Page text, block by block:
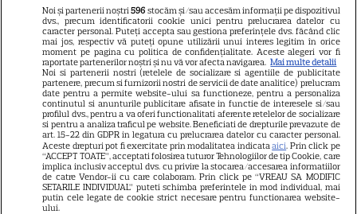
discretă cu Mircea Bitănescu:
„A fost un sfânt că m-a
așteptat”
36
VEDETE ROMÂNEŞTI
Adela Popescu și Radu Vâlcan,
decizie neașteptată pentru cei
trei copii. De ce locuiesc
separat după vacanța la
Șușani
Noi și partenerii noștri596 stocăm și/sau accesăm informații pe dispozitivul
dvs., precum identificatorii cookie unici pentru prelucrarea datelor cu
caracter personal. Puteți accepta sau gestiona preferințele dvs. făcând clic
mai jos, respectiv vă puteți opune utilizării unui interes legitim în orice
moment pe pagina cu politica de confidențialitate. Aceste alegeri vor fi
raportate partenerilor noștri și nu vă vor afecta navigarea. Mai multe detalii
Noi si partenerii nostri (retelele de socializare si agentiile de publicitate
partenere, precum si furnizorii nostri de servicii de date analitice) prelucram
date pentru a permite website-ului sa functioneze, pentru a personaliza
continutul si anunturile publicitare afisate in functie de interesele si/sau
profilul dvs., pentru a va oferi functionalitati aferente retelelor de socializare
si pentru a analiza traficul pe website. Beneficiati de drepturile prevazute de
art. 15-22 din GDPR in legatura cu prelucrarea datelor cu caracter personal.
Aceste drepturi pot fi exercitate prin modalitatea indicataaici. Prin click pe
“ACCEPT TOATE”, acceptati folosirea tuturor Tehnologiilor de tip Cookie, care
implica inclusiv acceptul dvs. cu privire la stocarea/accesarea informatiilor
de catre Vendor-ii cu care colaboram. Prin click pe “VREAU SA MODIFIC
SETARILE INDIVIDUAL” puteti schimba preferintele in mod individual, mai
putin cele legate de cookie strict necesare pentru functionarea website-
ului.